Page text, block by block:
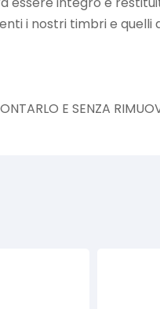
i nostri timbri e quelli
E SENZA